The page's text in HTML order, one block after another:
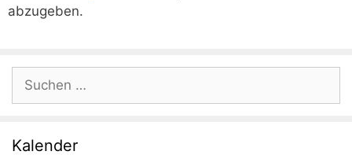
abzugeben.
Suchen
nach:
Kalender